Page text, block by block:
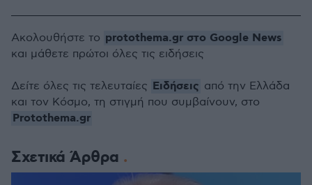
Σχετικά Άρθρα
Ακολουθήστε το protothema.gr στο Google News
και μάθετε πρώτοι όλες τις ειδήσεις
Δείτε όλες τις τελευταίες Ειδήσεις από την Ελλάδα
και τον Κόσμο, τη στιγμή που συμβαίνουν, στο
Protothema.gr